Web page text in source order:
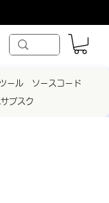
ール ソースコード
ブスク